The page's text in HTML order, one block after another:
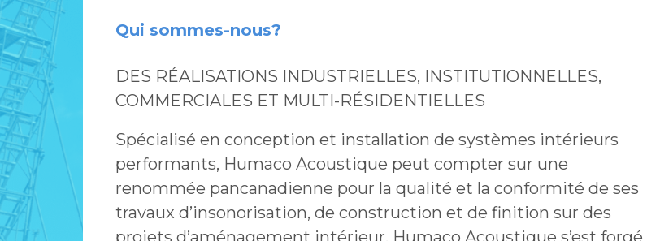
Qui sommes-nous?
DES RÉALISATIONS INDUSTRIELLES, INSTITUTIONNELLES,
COMMERCIALES ET MULTI-RÉSIDENTIELLES
Spécialisé en conception et installation de systèmes intérieurs
performants, Humaco Acoustique peut compter sur une
renommée pancanadienne pour la qualité et la conformité de ses
travaux d’insonorisation, de construction et de finition sur des